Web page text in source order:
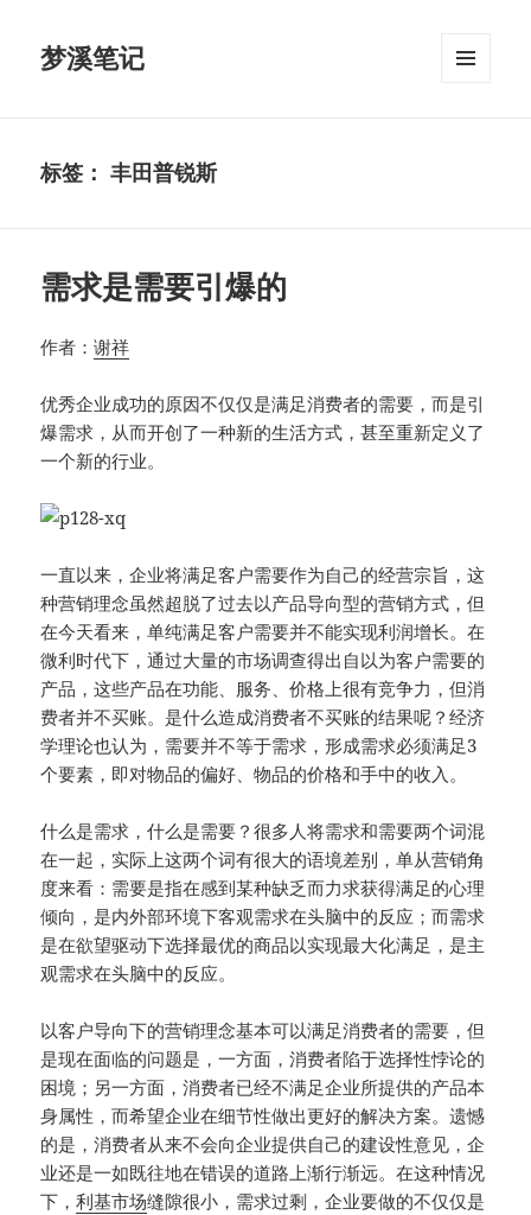
梦溪笔记
标签：丰田普锐斯
需求是需要引爆的
作者：谢祥
优秀企业成功的原因不仅仅是满足消费者的需要，而是引
爆需求，从而开创了一种新的生活方式，甚至重新定义了
一个新的行业。
一直以来，企业将满足客户需要作为自己的经营宗旨，这
种营销理念虽然超脱了过去以产品导向型的营销方式，但
在今天看来，单纯满足客户需要并不能实现利润增长。在
微利时代下，通过大量的市场调查得出自以为客户需要的
产品，这些产品在功能、服务、价格上很有竞争力，但消
费者并不买账。是什么造成消费者不买账的结果呢？经济
学理论也认为，需要并不等于需求，形成需求必须满足3
个要素，即对物品的偏好、物品的价格和手中的收入。
什么是需求，什么是需要？很多人将需求和需要两个词混
在一起，实际上这两个词有很大的语境差别，单从营销角
度来看：需要是指在感到某种缺乏而力求获得满足的心理
倾向，是内外部环境下客观需求在头脑中的反应；而需求
是在欲望驱动下选择最优的商品以实现最大化满足，是主
观需求在头脑中的反应。
以客户导向下的营销理念基本可以满足消费者的需要，但
是现在面临的问题是，一方面，消费者陷于选择性悖论的
困境；另一方面，消费者已经不满足企业所提供的产品本
身属性，而希望企业在细节性做出更好的解决方案。遗憾
的是，消费者从来不会向企业提供自己的建设性意见，企
业还是一如既往地在错误的道路上渐行渐远。在这种情况
下，利基市场缝隙很小，需求过剩，企业要做的不仅仅是